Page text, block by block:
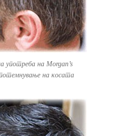
употреба на Morgan’s
на косата